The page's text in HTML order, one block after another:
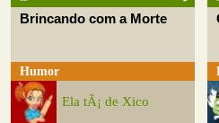
Brincando com a Morte
Humor
Ela tÃ¡ de Xico